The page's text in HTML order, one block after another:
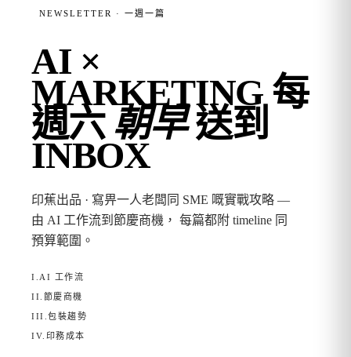
NEWSLETTER · 一週一篇
AI ×
MARKETING 每
週六 朝早送到
INBOX
印蕉出品 · 寫畀一人老闆同 SME 嘅實戰攻略 —
由 AI 工作流到節慶商機， 每篇都附 timeline 同
預算範圍。
I. AI 工作流
II. 節慶商機
III.包裝趨勢
IV. 印務成本